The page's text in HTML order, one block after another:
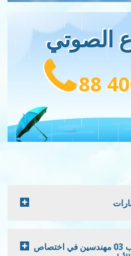
الصوتي
88
مناظرة خارجية لانتداب 03 مهندسين في اختصاص